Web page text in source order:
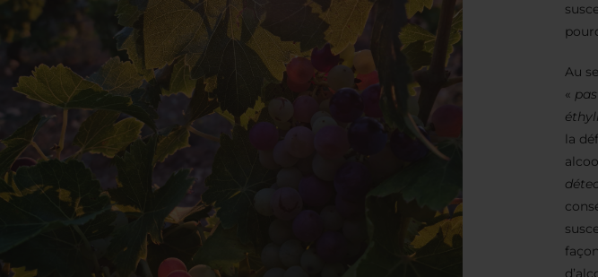
Au
«
la